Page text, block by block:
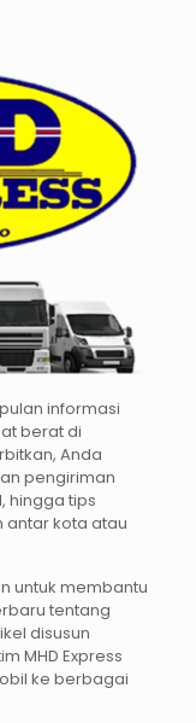
informasi
berat di
Anda
pengiriman
hingga tips
kota atau
untuk membantu
tentang
disusun
MHD Express
ke berbagai